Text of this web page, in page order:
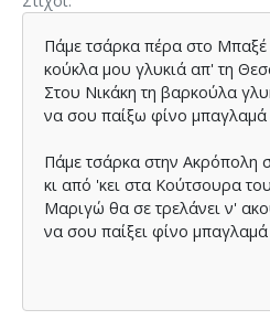
Πάμε τσάρκα πέρα στο Μπαξέ
κούκλα μου γλυκιά απ' τη
Στου Νικάκη τη βαρκούλα
να σου παίξω φίνο μπαγλαμά
Πάμε τσάρκα στην Ακρόπολη
κι από 'κει στα Κούτσουρα
Μαριγώ θα σε τρελάνει ν'
να σου παίξει φίνο μπαγλαμά